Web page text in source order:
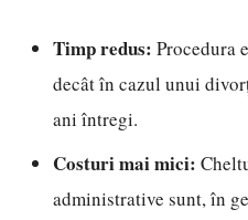
Timp redus: Procedura
decât în cazul unui
ani întregi.
Costuri mai mici:
administrative sunt, în